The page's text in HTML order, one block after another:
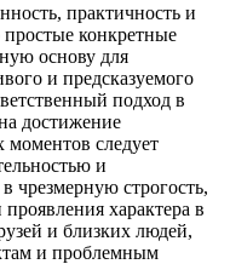
практичность и
простые конкретные
основу для
и предсказуемого
подход в
достижение
следует
и
чрезмерную строгость,
характера в
и близких людей,
и проблемным